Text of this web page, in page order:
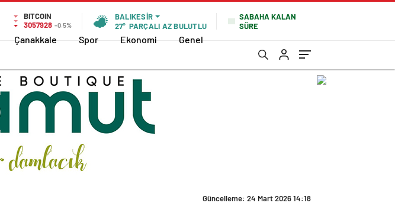
BITCOIN
3057928 -0.5%
BALIKESIR
27° PARÇALI AZ BULUTLU
SABAHA KALAN
SÜRE
Çanakkale Spor Ekonomi Genel
Güncelleme: 24 Mart 2026 14:18